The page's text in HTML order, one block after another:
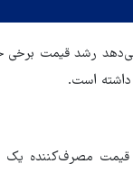
داشته است.